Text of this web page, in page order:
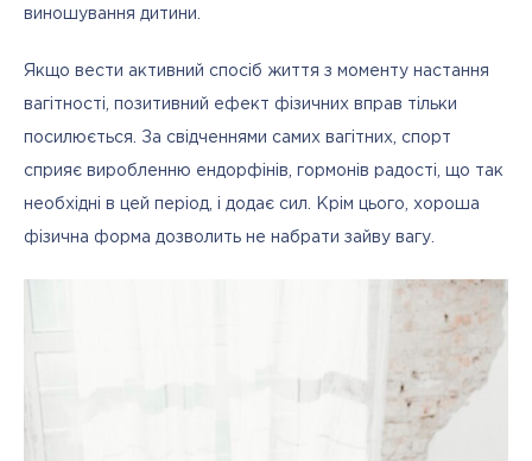
виношування дитини.
Якщо вести активний спосіб життя з моменту настання
вагітності, позитивний ефект фізичних вправ тільки
посилюється. За свідченнями самих вагітних, спорт
сприяє виробленню ендорфінів, гормонів радості, що так
необхідні в цей період, і додає сил. Крім цього, хороша
фізична форма дозволить не набрати зайву вагу.